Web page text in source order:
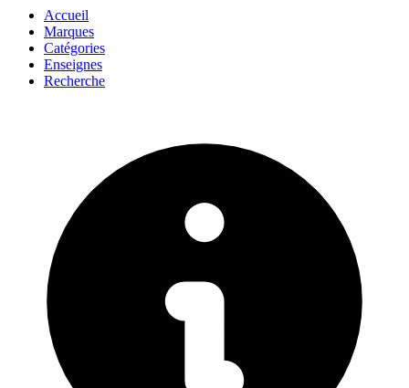
Accueil
Marques
Catégories
Enseignes
Recherche